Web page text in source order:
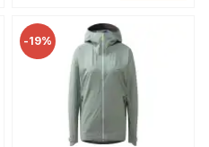
-19%